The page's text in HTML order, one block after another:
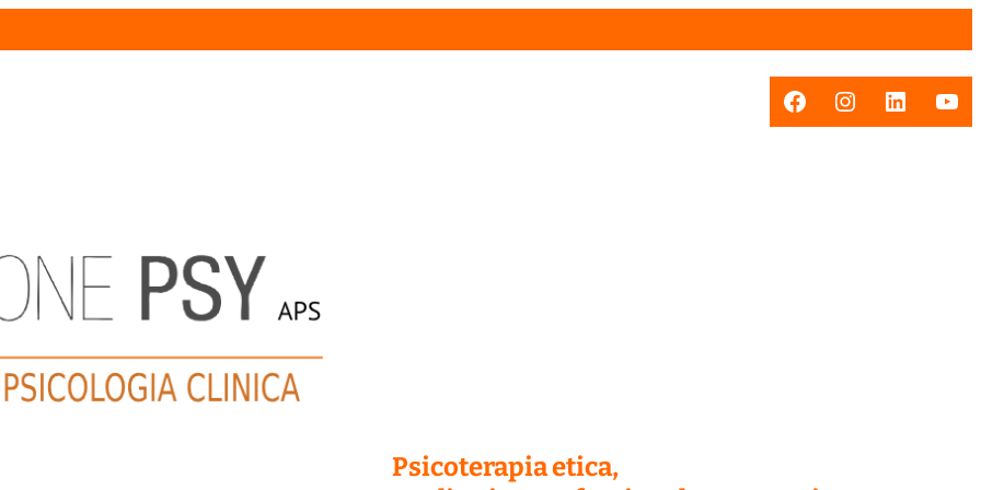
Facebook
Instagram
Psicoterapia etica,